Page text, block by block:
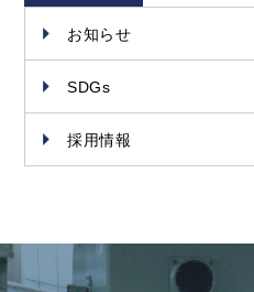
お知らせ
SDGs
採用情報